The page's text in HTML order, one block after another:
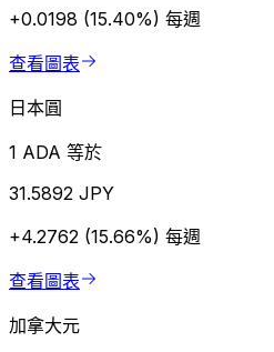
+0.0198 (15.40%) 每週
查看圖表
日本圓
1 ADA 等於
31.5892 JPY
+4.2762 (15.66%) 每週
查看圖表
加拿大元